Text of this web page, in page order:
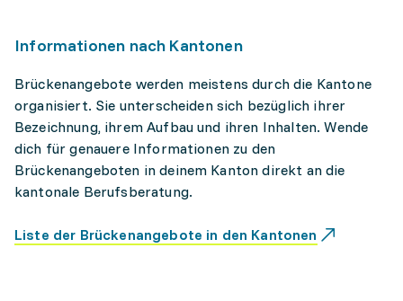
Informationen nach Kantonen
Brückenangebote werden meistens durch die Kantone
organisiert. Sie unterscheiden sich bezüglich ihrer
Bezeichnung, ihrem Aufbau und ihren Inhalten. Wende
dich für genauere Informationen zu den
Brückenangeboten in deinem Kanton direkt an die
kantonale Berufsberatung.
Liste der Brückenangebote in den Kantonen